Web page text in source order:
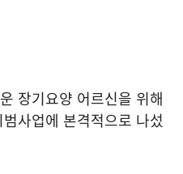
장기요양 어르신을 위해
사업에 본격적으로 나섰